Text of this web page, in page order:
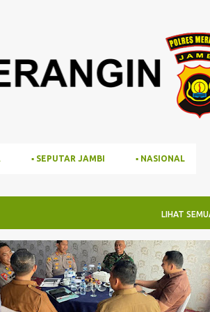
▪️ SEPUTAR JAMBI ▪️ NASIONAL
LIHAT